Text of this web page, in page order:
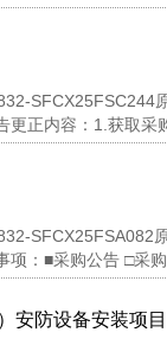
正内容：1.获取采
项：■采购公告 □采
安防设备安装项